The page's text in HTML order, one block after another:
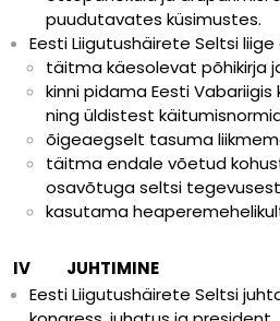
puudutavates küsimustes.
Eesti Liigutushäirete Seltsi
täitma käesolevat põhikirja
kinni pidama Eesti
ning üldistest
õigeaegselt tasuma
täitma endale võetud
osavõtuga seltsi
kasutama
IV JUHTIMINE
Eesti Liigutushäirete Seltsi